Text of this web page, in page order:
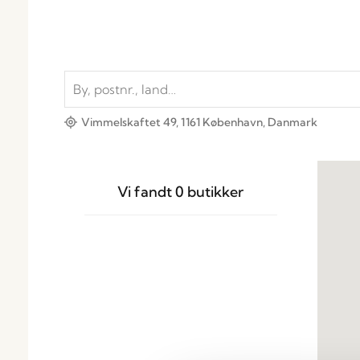
Vimmelskaftet 49, 1161 København, Danmark
Vi fandt0 butikker